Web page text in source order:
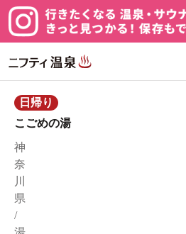
日帰り
こごめの湯
神
奈
川
県
/